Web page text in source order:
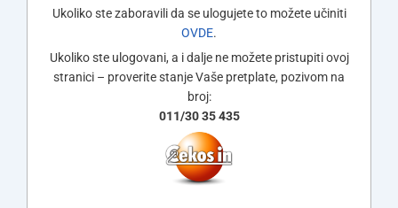
Ukoliko ste zaboravili da se ulogujete to možete učiniti
OVDE.
Ukoliko ste ulogovani, a i dalje ne možete pristupiti ovoj
stranici – proverite stanje Vaše pretplate, pozivom na
broj:
011/30 35 435